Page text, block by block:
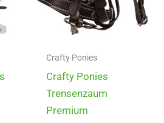
Crafty Ponies
Crafty Ponies
Trensenzaum
Premium